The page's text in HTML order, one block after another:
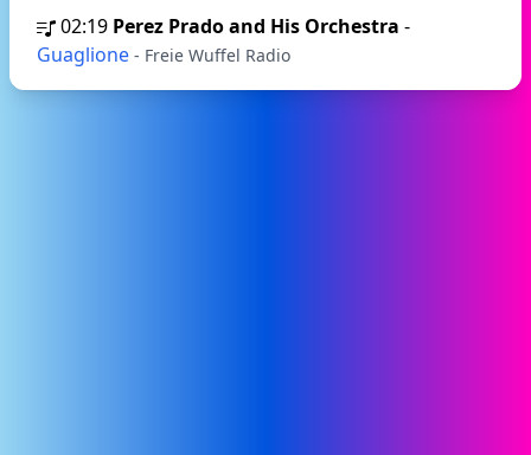
02:19 Perez Prado and His Orchestra -
Guaglione - Freie Wuffel Radio